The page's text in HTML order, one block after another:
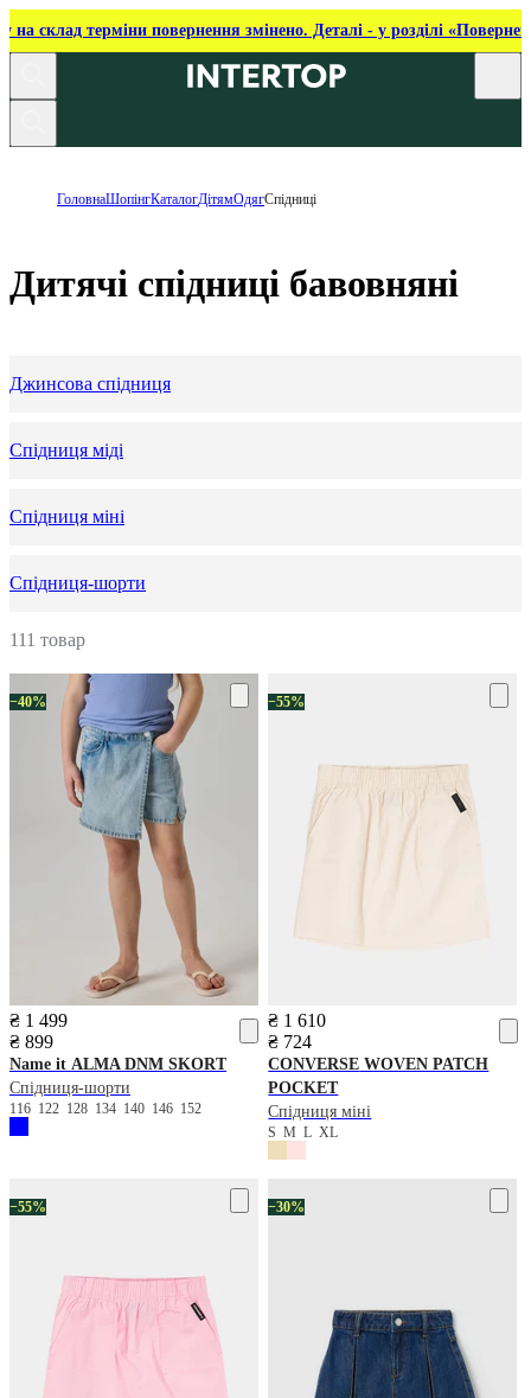
на склад терміни повернення змінено. Деталі - у розділі
ГоловнаШопінгКаталогДітямОдягСпідниці
Дитячі спідниці бавовняні
Джинсова спідниця
Спідниця міді
Спідниця міні
Спідниця-шорти
111 товар
−40%
₴ 1 499
₴ 899
Name it ALMA DNM SKORT
Спідниця-шорти
116 122 128 134 140 146 152
−55%
₴ 1 610
₴ 724
CONVERSE WOVEN PATCH
POCKET
Спідниця міні
SMLXL
−55% −30%